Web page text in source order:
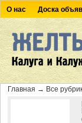
О нас Доска
Главная → Все